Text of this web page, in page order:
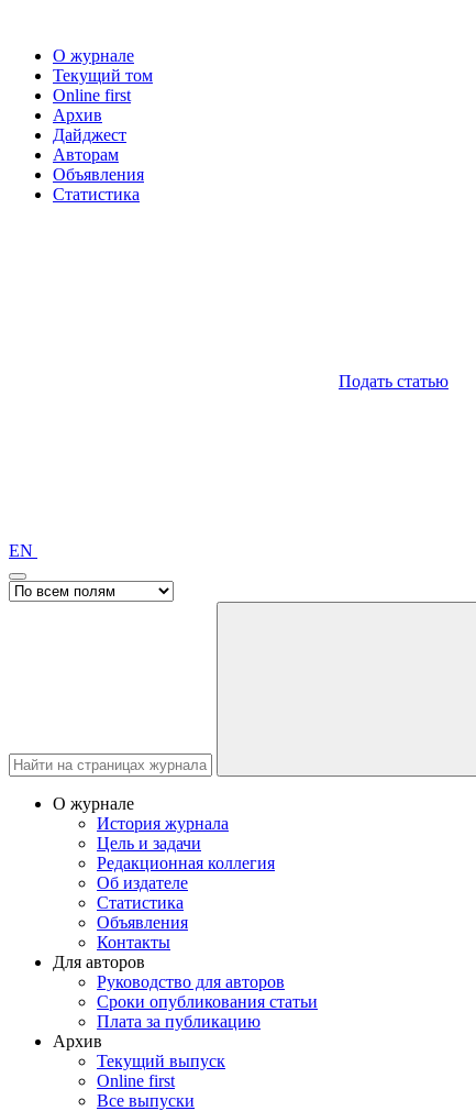
О журнале
Текущий том
Online first
Архив
Дайджест
Авторам
Объявления
Статистика
Подать статью
EN
О журнале
История журнала
Цель и задачи
Редакционная коллегия
Об издателе
Статистика
Объявления
Контакты
Для авторов
Руководство для авторов
Сроки опубликования статьи
Плата за публикацию
Архив
Текущий выпуск
Online first
Все выпуски